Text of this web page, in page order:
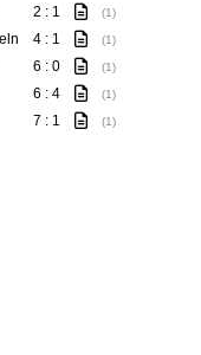
2 : 1 (1)
4 : 1 (1)
6 : 0 (1)
6 : 4 (1)
7 : 1 (1)